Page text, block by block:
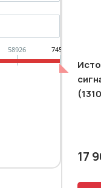
58926 74590
17